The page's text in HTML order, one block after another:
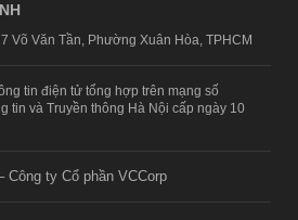
Võ Văn Tần, Phường Xuân Hòa, TPHCM
tin điện tử tổng hợp trên mạng số
tin và Truyền thông Hà Nội cấp ngày 10
Công ty Cổ phần VCCorp